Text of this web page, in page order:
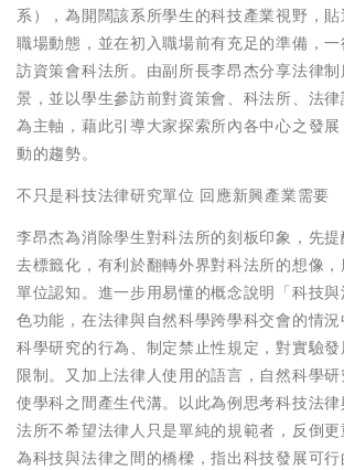
系），為開闊該系所學生的科技產業視野，
職場動態，並在初入職場前有充足的準備，
訪資策會科法所。由副所長李昂杰分享法律
景，並以學生參訪前對資策會、科法所、法
為主軸，藉此引導大家探索所內各中心之發
動的趨勢。
不只是科技法律研究單位 回應新興產業需要
李昂杰為消除學生對科法所的刻板印象，先
去標籤化，有利於翻轉外界對科法所的想像
單位認知。進一步用易懂的概念說明「科技
色功能，在法律與自然科學跨學科交會的情
科學研究的行為、制定禁止性規定，對實驗
限制。又加上法律人使用的語言，自然科學研
使學科之間產生代溝。以此為例思考科技法
法所不希望法律人只是單純的規範者，反倒
為科技與法律之間的橋樑，指出科技發展可